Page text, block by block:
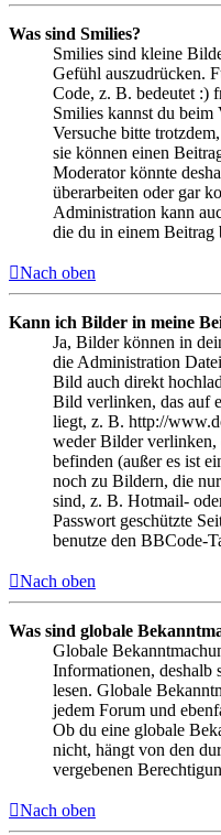
Was sind Smilies?
Smilies sind kleine
Gefühl auszudrücken.
Code, z. B. bedeutet :)
Smilies kannst du beim
Versuche bitte
sie können einen
Moderator könnte
überarbeiten oder gar
Administration kann
die du in einem Beitrag
Nach oben
Kann ich Bilder in meine
Ja, Bilder können in
die Administration
Bild auch direkt
Bild verlinken, das auf
liegt, z. B. http://
weder Bilder verlinken,
befinden (außer es ist
noch zu Bildern, die
sind, z. B. Hotmail-
Passwort geschützte
benutze den BBCode-
Nach oben
Was sind globale
Globale
Informationen, deshalb
lesen. Globale
jedem Forum und
Ob du eine globale
nicht, hängt von den
vergebenen
Nach oben